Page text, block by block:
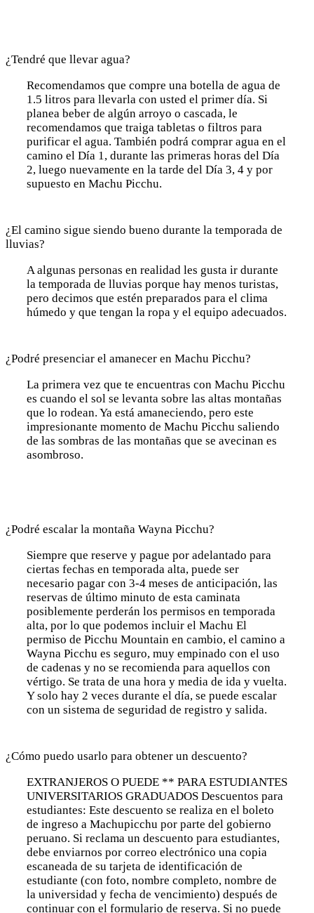
¿Tendré que llevar agua?
Recomendamos que compre una botella de agua de
1.5 litros para llevarla con usted el primer día. Si
planea beber de algún arroyo o cascada, le
recomendamos que traiga tabletas o filtros para
purificar el agua. También podrá comprar agua en el
camino el Día 1, durante las primeras horas del Día
2, luego nuevamente en la tarde del Día 3, 4 y por
supuesto en Machu Picchu.
¿El camino sigue siendo bueno durante la temporada de
lluvias?
A algunas personas en realidad les gusta ir durante
la temporada de lluvias porque hay menos turistas,
pero decimos que estén preparados para el clima
húmedo y que tengan la ropa y el equipo adecuados.
¿Podré presenciar el amanecer en Machu Picchu?
La primera vez que te encuentras con Machu Picchu
es cuando el sol se levanta sobre las altas montañas
que lo rodean. Ya está amaneciendo, pero este
impresionante momento de Machu Picchu saliendo
de las sombras de las montañas que se avecinan es
asombroso.
¿Podré escalar la montaña Wayna Picchu?
Siempre que reserve y pague por adelantado para
ciertas fechas en temporada alta, puede ser
necesario pagar con 3-4 meses de anticipación, las
reservas de último minuto de esta caminata
posiblemente perderán los permisos en temporada
alta, por lo que podemos incluir el Machu El
permiso de Picchu Mountain en cambio, el camino a
Wayna Picchu es seguro, muy empinado con el uso
de cadenas y no se recomienda para aquellos con
vértigo. Se trata de una hora y media de ida y vuelta.
Y solo hay 2 veces durante el día, se puede escalar
con un sistema de seguridad de registro y salida.
¿Cómo puedo usarlo para obtener un descuento?
EXTRANJEROS O PUEDE ** PARA ESTUDIANTES
UNIVERSITARIOS GRADUADOS Descuentos para
estudiantes: Este descuento se realiza en el boleto
de ingreso a Machupicchu por parte del gobierno
peruano. Si reclama un descuento para estudiantes,
debe enviarnos por correo electrónico una copia
escaneada de su tarjeta de identificación de
estudiante (con foto, nombre completo, nombre de
la universidad y fecha de vencimiento) después de
continuar con el formulario de reserva. Si no puede